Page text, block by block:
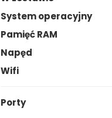
System operacyjny
Pamięć RAM
Napęd
Wifi
Porty